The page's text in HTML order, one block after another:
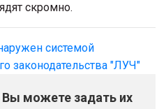
скромно.
системой
законодательства "ЛУЧ"
можете задать их